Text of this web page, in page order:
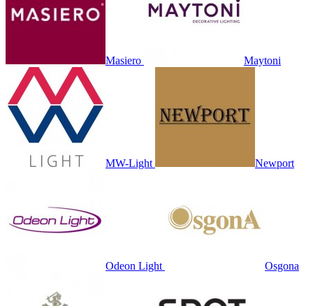
Masiero Maytoni
MW-Light Newport
Odeon Light Osgona